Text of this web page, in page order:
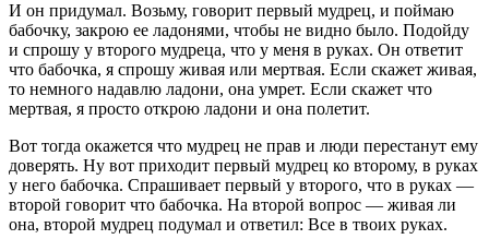
И он придумал. Возьму, говорит первый мудрец, и поймаю
бабочку, закрою ее ладонями, чтобы не видно было. Подойду
и спрошу у второго мудреца, что у меня в руках. Он ответит
что бабочка, я спрошу живая или мертвая. Если скажет живая,
то немного надавлю ладони, она умрет. Если скажет что
мертвая, я просто открою ладони и она полетит.
Вот тогда окажется что мудрец не прав и люди перестанут ему
доверять. Ну вот приходит первый мудрец ко второму, в руках
у него бабочка. Спрашивает первый у второго, что в руках —
второй говорит что бабочка. На второй вопрос — живая ли
она, второй мудрец подумал и ответил: Все в твоих руках.